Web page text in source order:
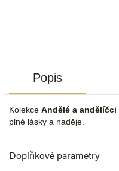
Popis
Kolekce Andělé a andělíčci
plné lásky a naděje.
Doplňkové parametry